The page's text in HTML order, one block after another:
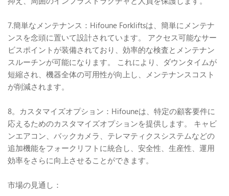
7.簡単なメンテナンス：Hifoune Forkliftsは、簡単にメンテナ
ンスを念頭に置いて設計されています。 アクセス可能なサー
ビスポイントが装備されており、効率的な検査とメンテナン
スルーチンが可能になります。 これにより、ダウンタイムが
短縮され、機器全体の可用性が向上し、メンテナンスコスト
が削減されます。
8。カスタマイズオプション：Hifouneは、特定の顧客要件に
応えるためのカスタマイズオプションを提供します。 キャビ
ンエアコン、バックカメラ、テレマティクスシステムなどの
追加機能をフォークリフトに統合し、安全性、生産性、運用
効率をさらに向上させることができます。
市場の見通し：